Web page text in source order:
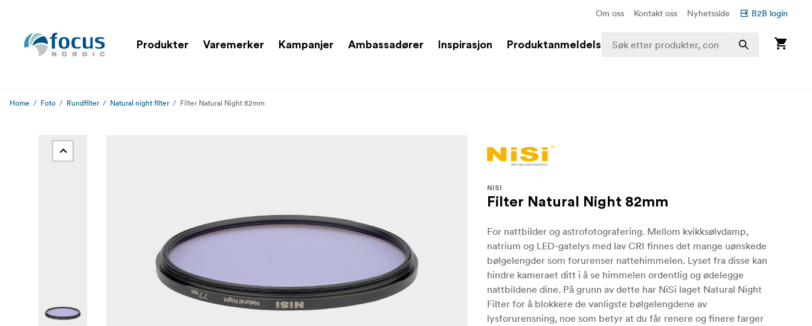
Om oss Kontakt oss Nyhetsside B2B login
Produkter Varemerker Kampanjer Ambassadører Inspirasjon Produktanmeldelser
Home Foto Rundfilter Natural night filter Filter Natural Night 82mm
NISI
Filter Natural Night 82mm
For nattbilder og astrofotografering. Mellom kvikksølvdamp,
natrium og LED-gatelys med lav CRI finnes det mange uønskede
bølgelengder som forurenser nattehimmelen. Lyset fra disse kan
hindre kameraet ditt i å se himmelen ordentlig og ødelegge
nattbildene dine. På grunn av dette har NiSi laget Natural Night
Filter for å blokkere de vanligste bølgelengdene av
lysforurensning, noe som betyr at du får renere og finere farger